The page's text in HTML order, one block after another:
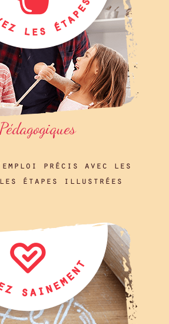
Pédagogiques
précis avec les
étapes illustrées